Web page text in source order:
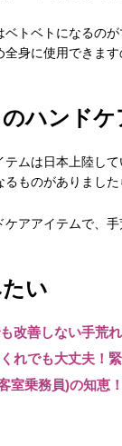
ベトベトになるの
身に使用できます
ハンド
テムは日本上陸し
ものがありまし
アアイテムで、
い
改善しない手荒
れでも大丈夫！
室乗務員)の知恵